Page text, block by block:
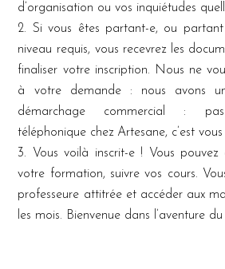
d’organisation ou vos inquiétudes
Si vous êtes partant-e, ou
niveau requis, vous recevrez les
finaliser votre inscription. Nous ne
à votre demande : nous avons
démarchage commercial :
téléphonique chez Artesane, c’est
Vous voilà inscrit-e ! Vous pouvez
votre formation, suivre vos cours.
professeure attitrée et accéder aux
les mois. Bienvenue dans l’aventure